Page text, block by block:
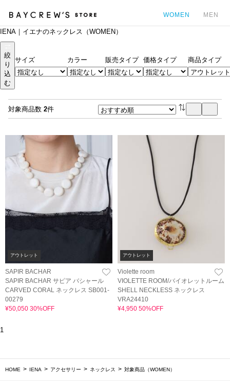
WOMEN MEN
IENA｜イエナのネックレス（WOMEN）
絞
り
込
む
サイズ カラー 販売タイプ 価格タイプ 商品タイプ
対象商品数 2件
アウトレット
SAPIR BACHAR
SAPIR BACHAR サピア バシャール
CARVED CORAL ネックレス SB001-
00279
¥50,050 30%OFF
アウトレット
Violette room
VIOLETTE ROOM/バイオレットルーム
SHELL NECKLESS ネックレス
VRA24410
¥4,950 50%OFF
1
HOME IENA アクセサリー ネックレス 対象商品（WOMEN）